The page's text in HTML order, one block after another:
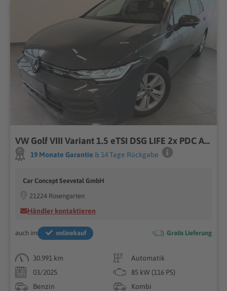
VW Golf VIII Variant 1.5 eTSI DSG LIFE 2x PDC ACC
19 Monate Garantie & 14 Tage Rückgabe
Car Concept Seevetal GmbH
21224 Rosengarten
Händler kontaktieren
auch im onlinekauf Gratis Lieferung
30.991 km
Automatik
03/2025
85 kW (116 PS)
Benzin
Kombi